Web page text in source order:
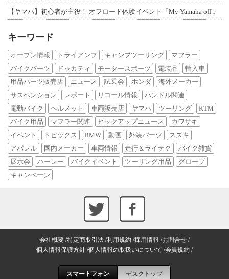
【ヤマハ】初心者が主役！ オフロード体験イベント「My Yamaha off-r
キーワード
オープン情報 トライアンフ キャンプツーリング
マフラー
バイクパーツ
ドゥカティ モータースポーツ 電装品
輸入車
用品パーツ販売店
ニュース 試乗会 ホンダ
海外メーカー
サスペンション
レポート リコール情報
ハンドル関連
電動バイク
ヘルメット 車両販売店 ヤマハ ツーリング
KTM
バイク用品
マフラー関連 ピックアップニュース
カワサキ
イベント
トピックス BMW 動画 外装パーツ
スズキ
アパレル
国内メーカー 車両情報 走行＆ライテク
バイク雑貨
展示会
ハーレー バイクイベント ツーリング用品
グローブ
キャンペーン
会社概要 特定商取引法 利用規約 採用情報 お問合せ
個人情報保護方針 個人情報の取扱いについて 会員規約
スマートフォン デスクトップ